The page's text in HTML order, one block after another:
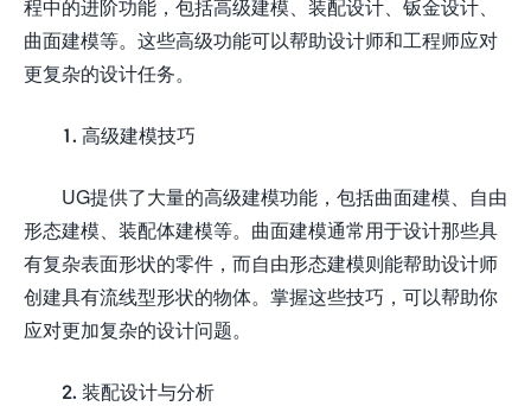
程中的进阶功能，包括高级建模、装配设计、钣金设计、
曲面建模等。这些高级功能可以帮助设计师和工程师应对
更复杂的设计任务。
1. 高级建模技巧
UG提供了大量的高级建模功能，包括曲面建模、自由
形态建模、装配体建模等。曲面建模通常用于设计那些具
有复杂表面形状的零件，而自由形态建模则能帮助设计师
创建具有流线型形状的物体。掌握这些技巧，可以帮助你
应对更加复杂的设计问题。
2. 装配设计与分析